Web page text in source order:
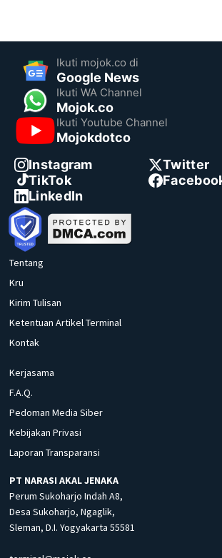
Ikuti mojok.co di
Google News
Ikuti WA Channel
Mojok.co
Ikuti Youtube Channel
Mojokdotco
Instagram
Twitter
TikTok
LinkedIn
Tentang
Kru
Kirim Tulisan
Ketentuan Artikel Terminal
Kontak
Kerjasama
F.A.Q.
Pedoman Media Siber
Kebijakan Privasi
Laporan Transparansi
PT NARASI AKAL JENAKA
Perum Sukoharjo Indah A8,
Desa Sukoharjo, Ngaglik,
Sleman, D.I. Yogyakarta 55581